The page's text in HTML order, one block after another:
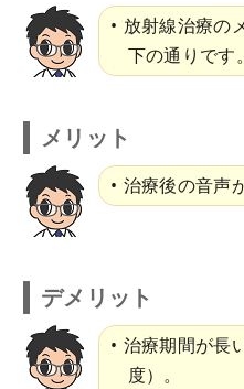
放射線治療の
下の通りです。
メリット
治療後の音声
デメリット
治療期間が長
度）。